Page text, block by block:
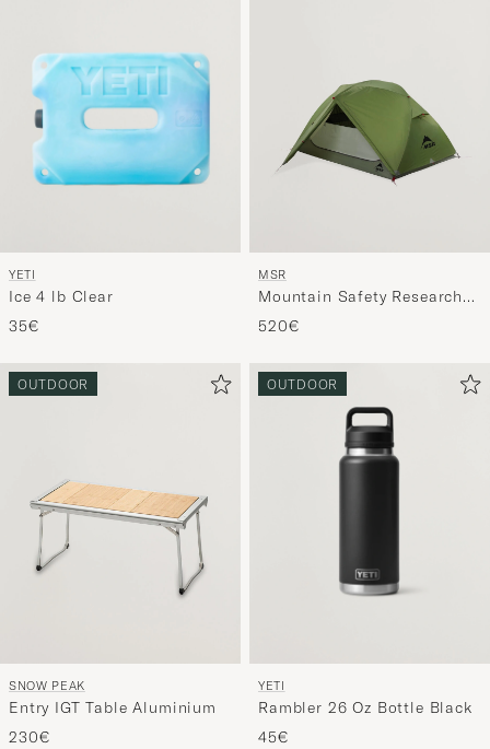
YETI
Ice 4 lb Clear
35€
MSR
Mountain Safety Research
Elexir 2P Tent Green
520€
OUTDOOR
SNOW PEAK
Entry IGT Table Aluminium
230€
OUTDOOR
YETI
Rambler 26 Oz Bottle Black
45€